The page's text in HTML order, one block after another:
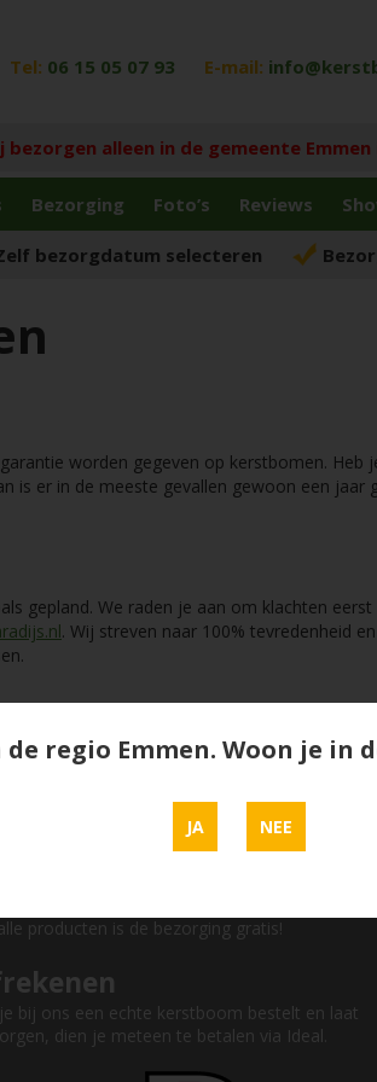
Tel: 06 15 05 07 93 E-mail:
bezorgen alleen in de gemeente Emmen
Bezorging Foto’s Reviews
bezorgdatum selecteren
worden gegeven op kerstbomen. Heb
is er in de meeste gevallen gewoon een jaar
gepland. We raden je aan om klachten eerst
. Wij streven naar 100% tevredenheid
producten is de bezorging gratis!
bij ons een echte kerstboom bestelt en laat
dien je meteen te betalen via Ideal.
regio Emmen. Woon je in
JA NEE